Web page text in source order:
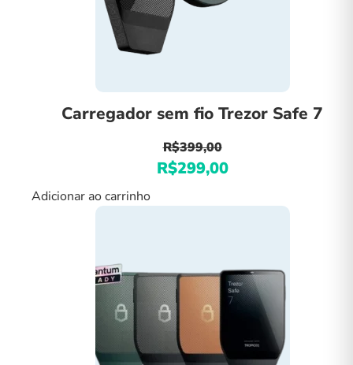
Carregador sem fio Trezor Safe 7
R$399,00
O
original
R$299,00O
atual
Adicionar ao carrinho